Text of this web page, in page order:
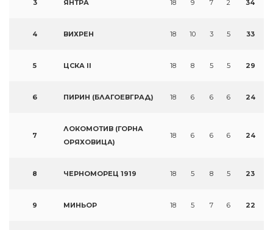
3 ЯНТРА 18 9 7 2 34
4 ВИХРЕН 18 10 3 5 33
5 ЦСКА II 18 8 5 5 29
6 ПИРИН (БЛАГОЕВГРАД) 18 6 6 6 24
7
ЛОКОМОТИВ (ГОРНА
ОРЯХОВИЦА)
18 6 6 6 24
8 ЧЕРНОМОРЕЦ 1919 18 5 8 5 23
9 МИНЬОР 18 5 7 6 22